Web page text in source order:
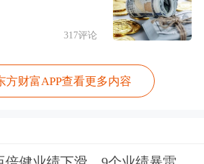
317评论
方财富APP查看更多内容